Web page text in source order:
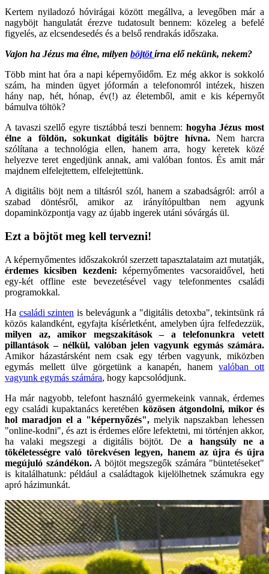
Kertem nyiladozó hóvirágai között megállva, a levegőben már a
nagyböjt hangulatát érezve tudatosult bennem: közeleg a befelé
figyelés, az elcsendesedés és a belső rendrakás időszaka.
Vajon ha Jézus ma élne, milyen böjtötírna elő nekünk, nekem?
Több mint hat óra a napi képernyőidőm. Ez még akkor is sokkoló
szám, ha minden ügyet jóformán a telefonomról intézek, hiszen
hány nap, hét, hónap, év(!) az életemből, amit e kis képernyőt
bámulva töltök?
A tavaszi szellő egyre tisztábbá teszi bennem: hogyha Jézus most
élne a földön, sokunkat digitális böjtre hívna. Nem harcra
szólítana a technológia ellen, hanem arra, hogy keretek közé
helyezve teret engedjünk annak, ami valóban fontos. És amit már
majdnem elfelejtettem, elfelejtettünk.
A digitális böjt nem a tiltásról szól, hanem a szabadságról: arról a
szabad döntésről, amikor az irányítópultban nem agyunk
dopaminközpontja vagy az újabb ingerek utáni sóvárgás ül.
Ezt a böjtöt meg kell tervezni!
A képernyőmentes időszakokról szerzett tapasztalataim azt mutatják,
érdemes kicsiben kezdeni: képernyőmentes vacsoraidővel, heti
egy-két offline este bevezetésével vagy telefonmentes családi
programokkal.
Ha családi szinten is belevágunk a "digitális detoxba", tekintsünk rá
közös kalandként, egyfajta kísérletként, amelyben újra felfedezzük,
milyen az, amikor megszakítások – a telefonunkra vetett
pillantások – nélkül, valóban jelen vagyunk egymás számára.
Amikor házastársként nem csak egy térben vagyunk, miközben
egymás mellett ülve görgetünk a kanapén, hanemvalóban ott
vagyunk egymás számára, hogy kapcsolódjunk.
Ha már nagyobb, telefont használó gyermekeink vannak, érdemes
egy családi kupaktanács keretében közösen átgondolni, mikor és
hol maradjon el a "képernyőzés", melyik napszakban lehessen
"online-kodni", és azt is érdemes előre lefektetni, mi történjen akkor,
ha valaki megszegi a digitális böjtöt. Dea hangsúly ne a
tökéletességre való törekvésen legyen, hanem az újra és újra
megújuló szándékon.A böjtöt megszegők számára "büntetéseket"
is kitalálhatunk: például a családtagok kijelölhetnek számukra egy
apró házimunkát.